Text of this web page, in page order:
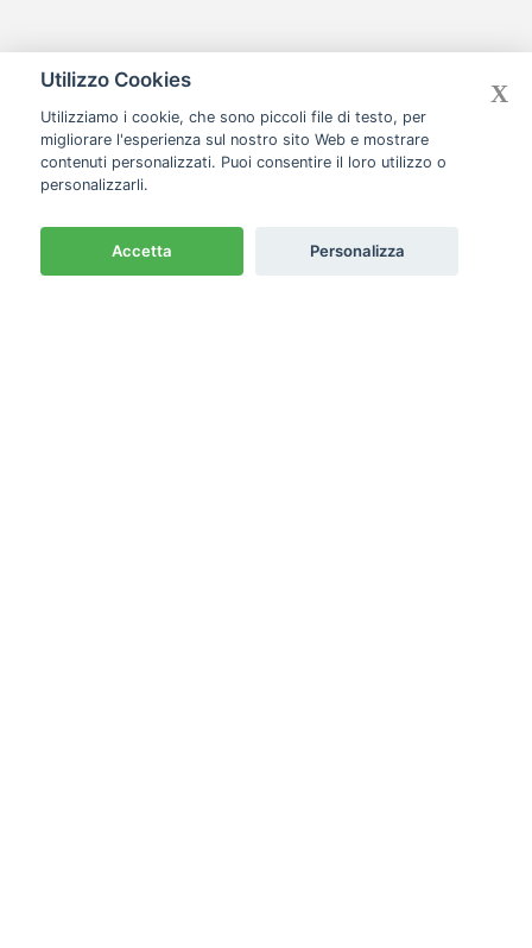
CASH & CARRY CON
Utilizzo Cookies
Utilizziamo i cookie, che sono piccoli file di testo, per
migliorare l'esperienza sul nostro sito Web e mostrare
contenuti personalizzati. Puoi consentire il loro utilizzo o
personalizzarli.
Accetta
X
Personalizza